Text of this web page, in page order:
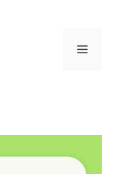
Menu